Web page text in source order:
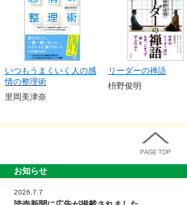
いつもうまくいく人の感
情の整理術
里岡美津奈
リーダーの禅語
枡野俊明
お知らせ
2026.7.7
PAGE TOP